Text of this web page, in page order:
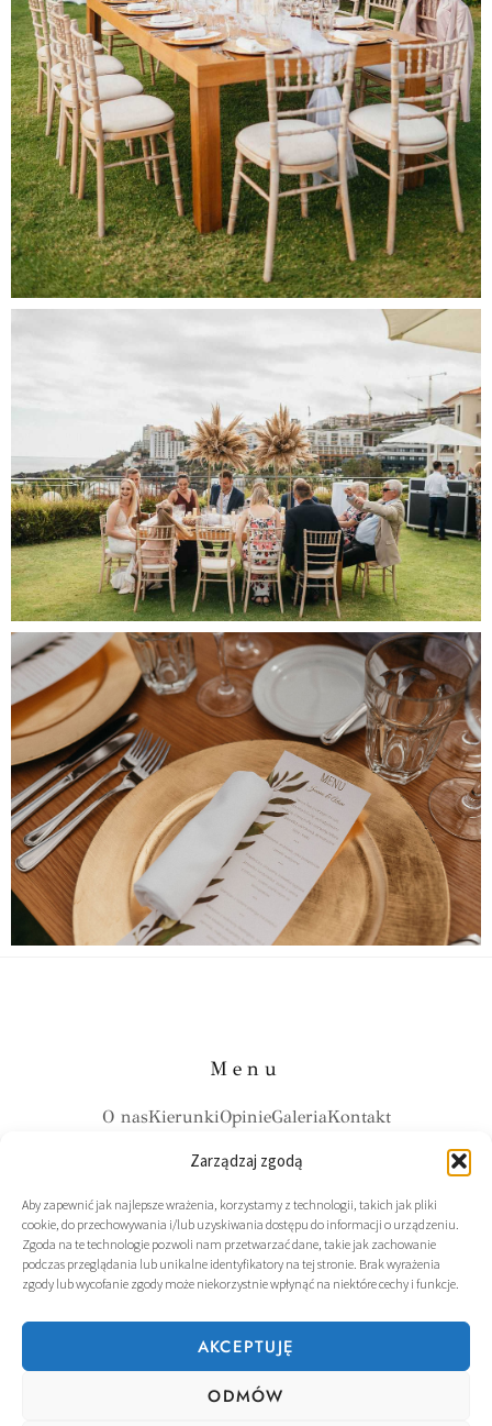
Zarządzaj zgodą
Aby zapewnić jak najlepsze wrażenia, korzystamy z technologii, takich jak pliki
cookie, do przechowywania i/lub uzyskiwania dostępu do informacji o urządzeniu.
Zgoda na te technologie pozwoli nam przetwarzać dane, takie jak zachowanie
podczas przeglądania lub unikalne identyfikatory na tej stronie. Brak wyrażenia
zgody lub wycofanie zgody może niekorzystnie wpłynąć na niektóre cechy i funkcje.
AKCEPTUJĘ
ODMÓW
Menu
O nasKierunkiOpinieGaleriaKontakt
Kontakt
+48726627692
biuro@weselezagranica.pl
Social Media
F
I